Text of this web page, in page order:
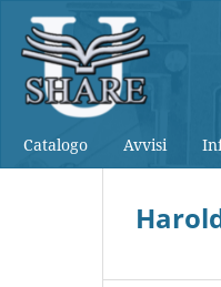
Catalogo Avvisi